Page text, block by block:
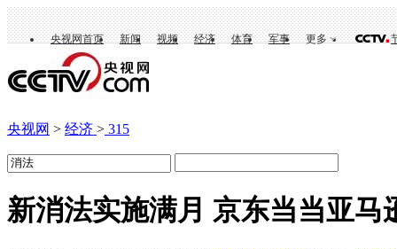
央视网首页 新闻 视频 经济 体育 军事 更多
央视网 > 经济 > 315
新消法实施满月 京东当当亚